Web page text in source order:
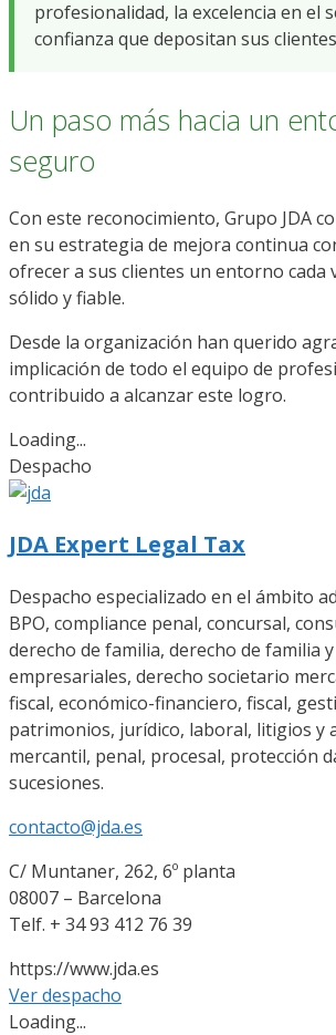
profesionalidad, la excelencia en el
confianza que depositan sus
Un paso más hacia un
seguro
Con este reconocimiento, Grupo JDA
en su estrategia de mejora continua
ofrecer a sus clientes un entorno cada
sólido y fiable.
Desde la organización han querido
implicación de todo el equipo de
contribuido a alcanzar este logro.
Loading...
Despacho
JDA Expert Legal Tax
Despacho especializado en el ámbito
BPO, compliance penal, concursal,
derecho de familia, derecho de familia
empresariales, derecho societario
fiscal, económico-financiero, fiscal,
patrimonios, jurídico, laboral, litigios y
mercantil, penal, procesal, protección
sucesiones.
contacto@jda.es
C/ Muntaner, 262, 6º planta
08007 – Barcelona
Telf. + 34 93 412 76 39
https://www.jda.es
Ver despacho
Loading...